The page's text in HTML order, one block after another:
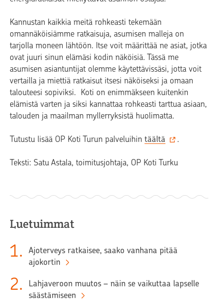
Kannustan kaikkia meitä rohkeasti tekemään
omannäköisiämme ratkaisuja, asumisen malleja on
tarjolla moneen lähtöön. Itse voit määrittää ne asiat, jotka
ovat juuri sinun elämäsi kodin näköisiä. Tässä me
asumisen asiantuntijat olemme käytettävissäsi, jotta voit
vertailla ja miettiä ratkaisut itsesi näköiseksi ja omaan
talouteesi sopiviksi. Koti on enimmäkseen kuitenkin
elämistä varten ja siksi kannattaa rohkeasti tarttua asiaan,
talouden ja maailman myllerryksistä huolimatta.
Tutustu lisää OP Koti Turun palveluihin täältä .
Teksti: Satu Astala, toimitusjohtaja, OP Koti Turku
Luetuimmat
1.
Ajoterveys ratkaisee, saako vanhana pitää
ajokortin
2.
Lahjaveroon muutos – näin se vaikuttaa lapselle
säästämiseen